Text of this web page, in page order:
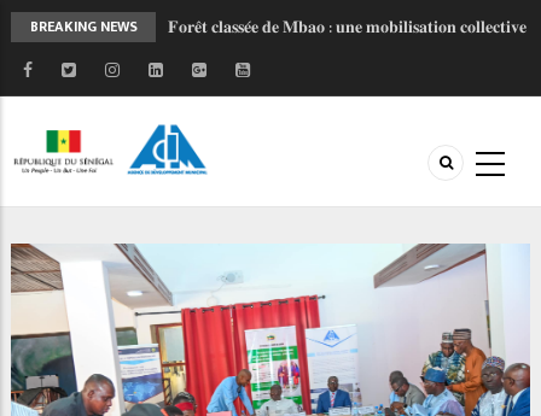
BREAKING NEWS
𝐅𝐨𝐫𝐞̂𝐭 𝐜𝐥𝐚𝐬𝐬𝐞́𝐞 𝐝𝐞 𝐌𝐛𝐚𝐨 : 𝐮𝐧𝐞 𝐦𝐨𝐛𝐢𝐥𝐢𝐬𝐚𝐭𝐢𝐨𝐧 𝐜𝐨𝐥𝐥𝐞𝐜𝐭𝐢𝐯𝐞
𝐩𝐨𝐮𝐫 𝐮𝐧 𝐚𝐯𝐞𝐧𝐢𝐫 𝐩𝐥𝐮𝐬 𝐫𝐞́𝐬𝐢𝐥𝐢𝐞𝐧𝐭
𝐋𝐚𝐧𝐜𝐞𝐦𝐞𝐧𝐭 𝐝𝐞 𝐥’𝐎𝐁𝐅𝐈𝐋𝐎𝐂 : 𝐔𝐧 𝐧𝐨𝐮𝐯𝐞𝐥 𝐨𝐮𝐭𝐢𝐥 𝐩𝐨𝐮𝐫
𝐏𝐑𝐎𝐆𝐄𝐏 𝟐 - 𝐅𝐚𝐜𝐞 𝐚̀ 𝐥'𝐡𝐢𝐯𝐞𝐫𝐧𝐚𝐠𝐞, 𝐥𝐚 𝐦𝐨𝐛𝐢𝐥𝐢𝐬𝐚𝐭𝐢𝐨𝐧
𝐜𝐨𝐧𝐭𝐢𝐧𝐮𝐞
𝐉𝐎𝐉 𝐃𝐚𝐤𝐚𝐫 𝟐𝟎𝟐𝟔 : 𝐒𝐚𝐧𝐠𝐚𝐥𝐤𝐚𝐦 𝐬𝐞 𝐦𝐨𝐛𝐢𝐥𝐢𝐬𝐞 𝐚𝐮 𝐜𝐨𝐭𝐞́
𝐑𝐄𝐓𝐎𝐔𝐑 𝐄𝐍 𝐈𝐌𝐀𝐆𝐄𝐒 𝐏𝐑𝐎𝐆𝐄𝐏 𝐈𝐈 : 𝐥𝐞 𝐂𝐨𝐦𝐢𝐭𝐞́
𝐓𝐞𝐜𝐡𝐧𝐢𝐪𝐮𝐞 𝐫𝐞𝐧𝐟𝐨𝐫𝐜𝐞 𝐥𝐚 𝐜𝐨𝐨𝐫𝐝𝐢𝐧𝐚𝐭𝐢𝐨𝐧 𝐝𝐞𝐬 𝐚𝐜𝐭𝐞𝐮𝐫𝐬